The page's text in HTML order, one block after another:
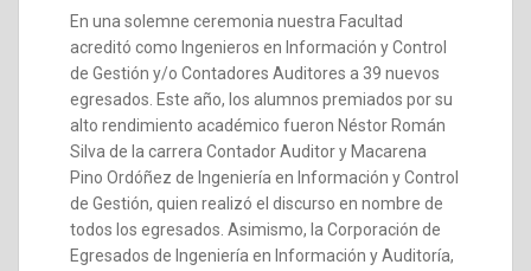
En una solemne ceremonia nuestra Facultad
acreditó como Ingenieros en Información y Control
de Gestión y/o Contadores Auditores a 39 nuevos
egresados. Este año, los alumnos premiados por su
alto rendimiento académico fueron Néstor Román
Silva de la carrera Contador Auditor y Macarena
Pino Ordóñez de Ingeniería en Información y Control
de Gestión, quien realizó el discurso en nombre de
todos los egresados. Asimismo, la Corporación de
Egresados de Ingeniería en Información y Auditoría,